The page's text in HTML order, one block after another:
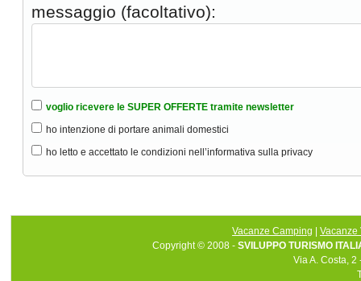
messaggio (facoltativo):
voglio ricevere le SUPER OFFERTE tramite newsletter
ho intenzione di portare animali domestici
ho letto e accettato le condizioni nell’informativa sulla privacy
Vacanze Camping | Vacanze
Copyright © 2008 - SVILUPPO TURISMO
Via A. Costa,